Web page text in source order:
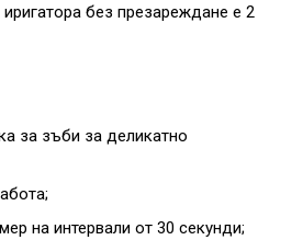
без презареждане е 2
за зъби за деликатно
на интервали от 30 секунди;